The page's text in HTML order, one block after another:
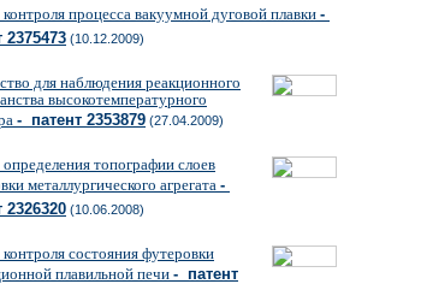
процесса вакуумной дуговой плавки -
2375473 (10.12.2009)
для наблюдения реакционного
высокотемпературного
- патент 2353879 (27.04.2009)
топографии слоев
металлургического агрегата -
2326320 (10.06.2008)
состояния футеровки
плавильной печи- патент